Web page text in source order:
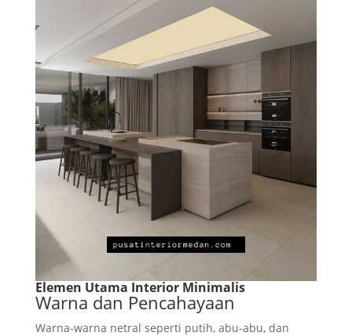
Elemen Utama Interior Minimalis
Warna dan Pencahayaan
Warna-warna netral seperti putih, abu-abu, dan